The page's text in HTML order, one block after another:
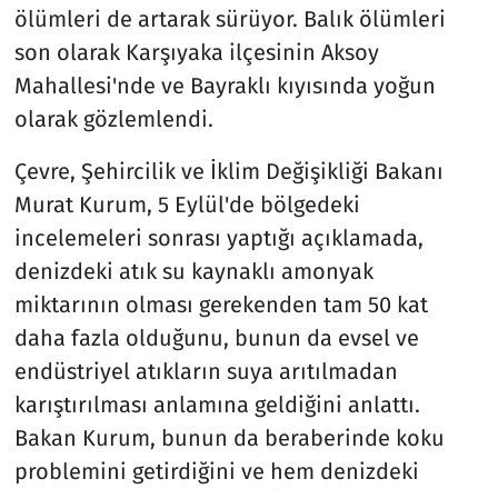
ölümleri de artarak sürüyor. Balık ölümleri
son olarak Karşıyaka ilçesinin Aksoy
Mahallesi'nde ve Bayraklı kıyısında yoğun
olarak gözlemlendi.
Çevre, Şehircilik ve İklim Değişikliği Bakanı
Murat Kurum, 5 Eylül'de bölgedeki
incelemeleri sonrası yaptığı açıklamada,
denizdeki atık su kaynaklı amonyak
miktarının olması gerekenden tam 50 kat
daha fazla olduğunu, bunun da evsel ve
endüstriyel atıkların suya arıtılmadan
karıştırılması anlamına geldiğini anlattı.
Bakan Kurum, bunun da beraberinde koku
problemini getirdiğini ve hem denizdeki